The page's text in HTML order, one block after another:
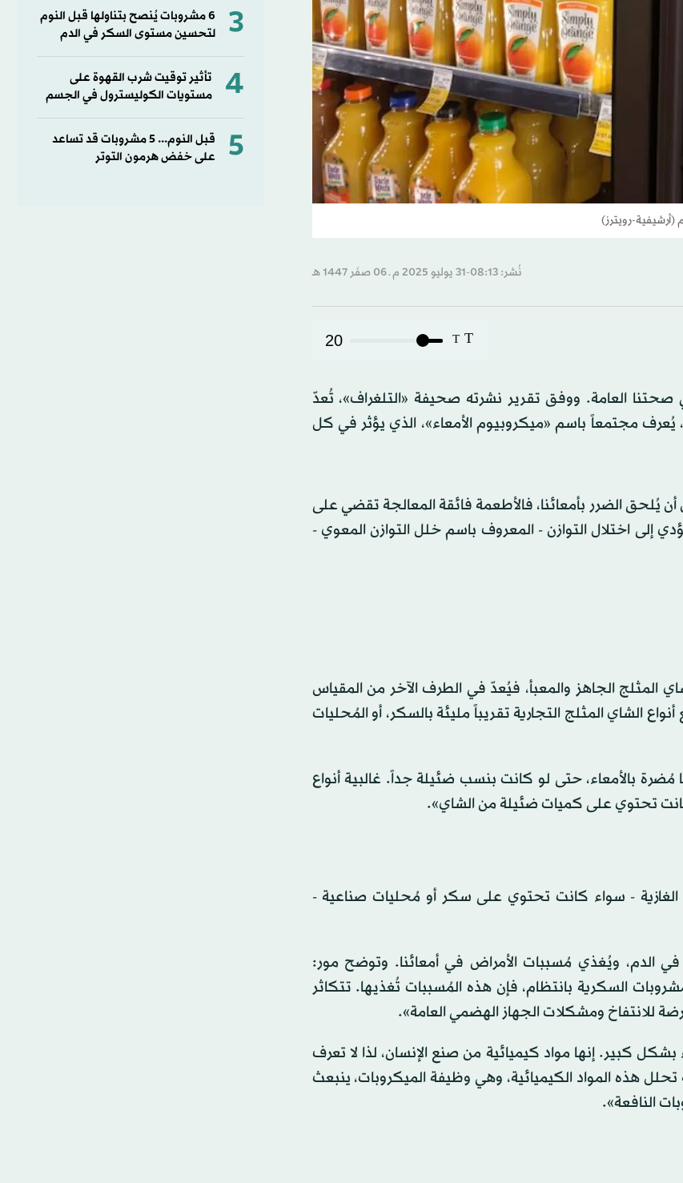
(أرشيفية-رويترز)
نُشر: 08:13-31 يوليو 2025 م ـ 06 صفَر 1447 هـ
T
T
20
العامة. ووفق تقرير نشرته صحيفة «التلغراف»، تُعدّ
يُعرف مجتمعاً باسم «ميكروبيوم الأمعاء»، الذي يؤثر في كل
يُلحق الضرر بأمعائنا، فالأطعمة فائقة المعالجة تقضي على
إلى اختلال التوازن - المعروف باسم خلل التوازن المعوي -
المثلج الجاهز والمعبأ، فيُعدّ في الطرف الآخر من المقياس
الشاي المثلج التجارية تقريباً مليئة بالسكر، أو المُحليات
بالأمعاء، حتى لو كانت بنسب ضئيلة جداً. غالبية أنواع
كانت تحتوي على كميات ضئيلة من الشاي».
الغازية - سواء كانت تحتوي على سكر أو مُحليات صناعية -
الدم، ويُغذي مُسببات الأمراض في أمعائنا. وتوضح مور:
السكرية بانتظام، فإن هذه المُسببات تُغذيها. تتكاثر
للانتفاخ ومشكلات الجهاز الهضمي العامة».
كبير. إنها مواد كيميائية من صنع الإنسان، لذا لا تعرف
هذه المواد الكيميائية، وهي وظيفة الميكروبات، ينبعث
النافعة».
3
6 مشروبات يُنصح بتناولها قبل النوم
لتحسين مستوى السكر في الدم
4
تأثير توقيت شرب القهوة على
مستويات الكوليسترول في الجسم
5
قبل النوم... 5 مشروبات قد تساعد
على خفض هرمون التوتر